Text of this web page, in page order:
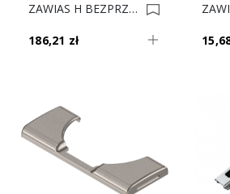
ZAWIAS H BEZPRZYLG 30 UNIWER/KUBICA 927.91.540 *** 0034621
186,21 zł